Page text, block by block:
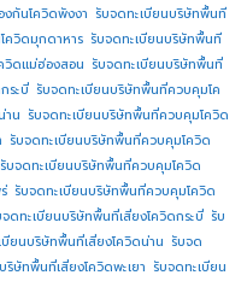
กันโควิดพังงา รับจดทะเบียนบริษัทพื้นที
ควิดมุกดาหาร รับจดทะเบียนบริษัทพื้นที
วิดแม่ฮ่องสอน รับจดทะเบียนบริษัทพื้นที่
ระบี่ รับจดทะเบียนบริษัทพื้นที่ควบคุมโค
าน รับจดทะเบียนบริษัทพื้นที่ควบคุมโควิด
รับจดทะเบียนบริษัทพื้นที่ควบคุมโควิด
รับจดทะเบียนบริษัทพื้นที่ควบคุมโควิด
รับจดทะเบียนบริษัทพื้นที่ควบคุมโควิด
จดทะเบียนบริษัทพื้นที่เสี่ยงโควิดกระบี่ รับ
บียนบริษัทพื้นที่เสี่ยงโควิดน่าน รับจด
ริษัทพื้นที่เสี่ยงโควิดพะเยา รับจดทะเบียน